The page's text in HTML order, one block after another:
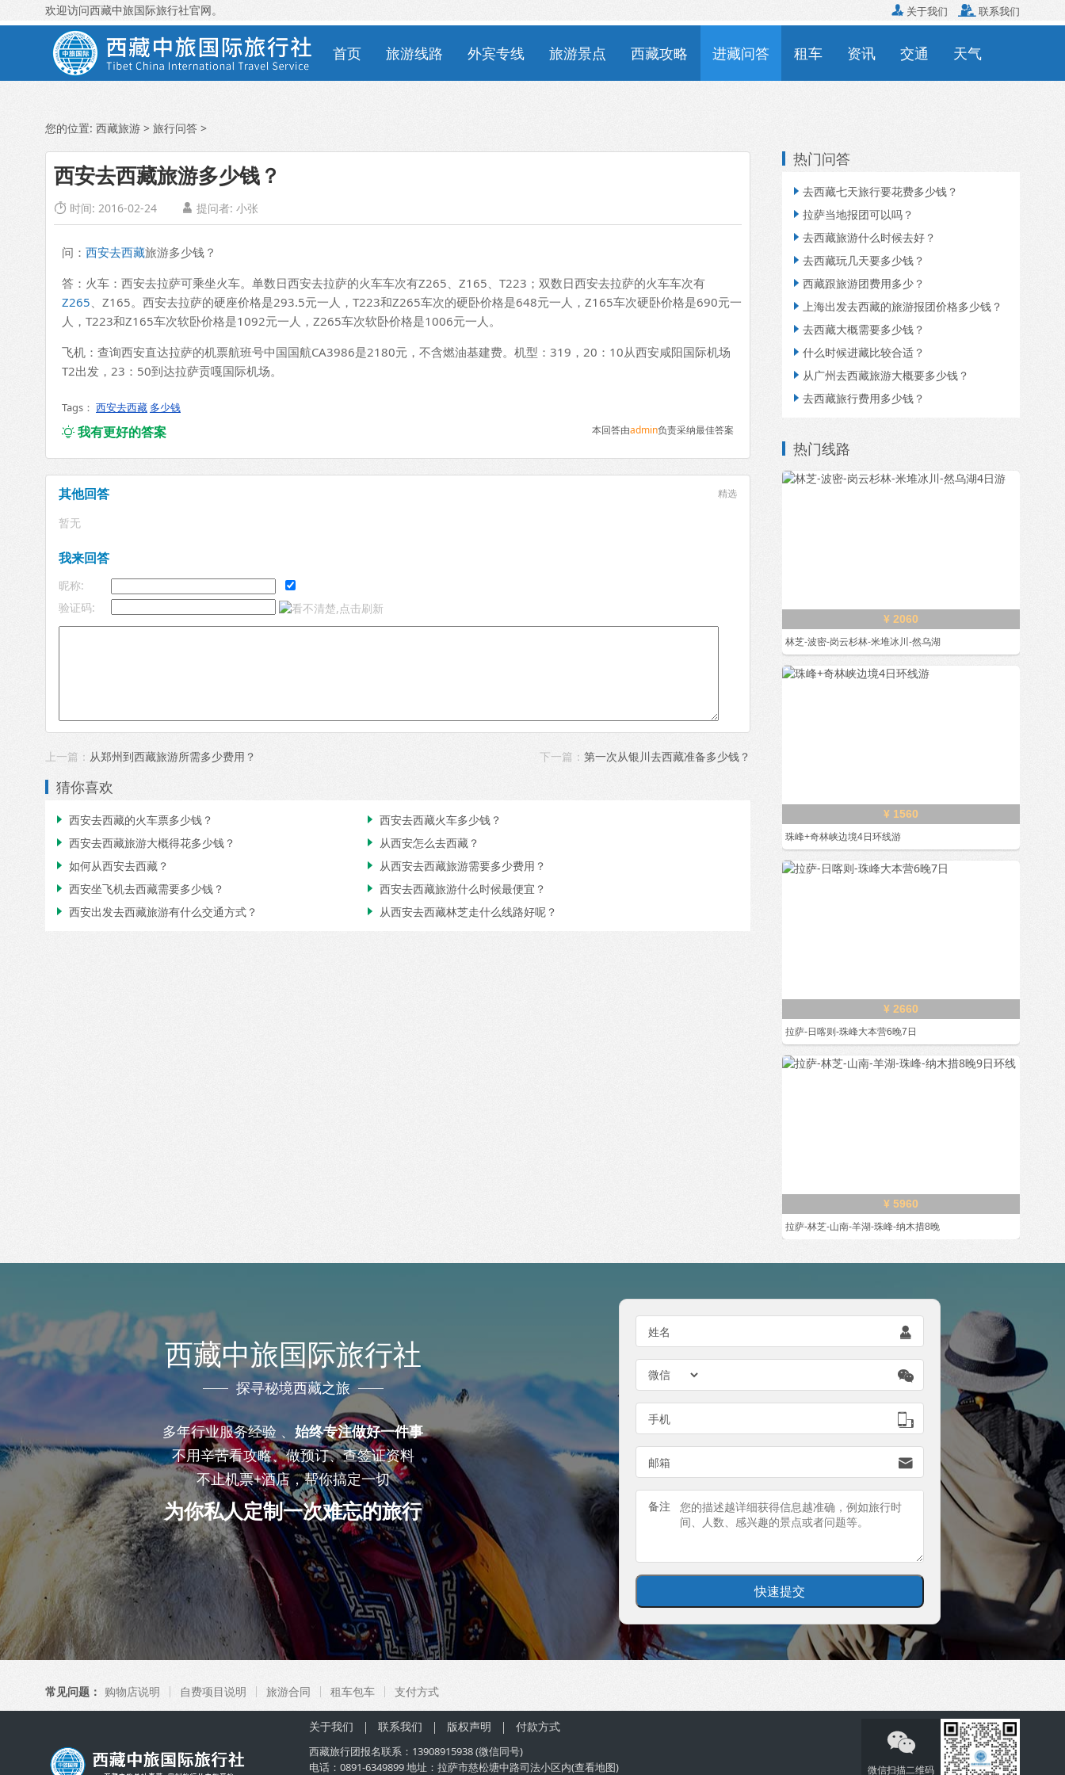
欢迎访问西藏中旅国际旅行社官网。  关于我们  联系我们
首页 旅游线路 外宾专线 旅游景点 西藏攻略 进藏问答 租车 资讯 交通 天气
您的位置: 西藏旅游 > 旅行问答 >
西安去西藏旅游多少钱？
 时间: 2016-02-24  提问者: 小张
问： 西安去西藏旅游多少钱？
答：火车：西安去拉萨可乘坐火车。单数日西安去拉萨的火车车次有Z265、Z165、T223；双数日西安去拉萨的火车车次有
Z265、Z165。西安去拉萨的硬座价格是293.5元一人，T223和Z265车次的硬卧价格是648元一人，Z165车次硬卧价格是690元一
人，T223和Z165车次软卧价格是1092元一人，Z265车次软卧价格是1006元一人。
飞机：查询西安直达拉萨的机票航班号中国国航CA3986是2180元，不含燃油基建费。机型：319，20：10从西安咸阳国际机场
T2出发，23：50到达拉萨贡嘎国际机场。
Tags： 西安去西藏 多少钱
我有更好的答案 本回答由admin负责采纳最佳答案
其他回答 精选
暂无
我来回答
昵称:
验证码:
上一篇： 从郑州到西藏旅游所需多少费用？ 下一篇： 第一次从银川去西藏准备多少钱？
猜你喜欢
 西安去西藏的火车票多少钱？  西安去西藏火车多少钱？
 西安去西藏旅游大概得花多少钱？  从西安怎么去西藏？
 如何从西安去西藏？  从西安去西藏旅游需要多少费用？
 西安坐飞机去西藏需要多少钱？  西安去西藏旅游什么时候最便宜？
 西安出发去西藏旅游有什么交通方式？  从西安去西藏林芝走什么线路好呢？
热门问答
 去西藏七天旅行要花费多少钱？
 拉萨当地报团可以吗？
 去西藏旅游什么时候去好？
 去西藏玩几天要多少钱？
 西藏跟旅游团费用多少？
 上海出发去西藏的旅游报团价格多少钱？
 去西藏大概需要多少钱？
 什么时候进藏比较合适？
 从广州去西藏旅游大概要多少钱？
 去西藏旅行费用多少钱？
热门线路
¥ 2060
林芝-波密-岗云杉林-米堆冰川-然乌湖
¥ 1560
珠峰+奇林峡边境4日环线游
¥ 2660
拉萨-日喀则-珠峰大本营6晚7日
¥ 5960
拉萨-林芝-山南-羊湖-珠峰-纳木措8晚
西藏中旅国际旅行社
探寻秘境西藏之旅
多年行业服务经验 、 始终专注做好一件事
不用辛苦看攻略、做预订、查签证资料
不止机票+酒店，帮你搞定一切
为你私人定制一次难忘的旅行
姓名 

手机 
邮箱 
备注
常见问题： 购物店说明 自费项目说明 旅游合同 租车包车 支付方式
关于我们 联系我们 版权声明 付款方式
西藏旅行团报名联系： 13908915938(微信同号)
电话：0891-6349899 地址：拉萨市慈松塘中路司法小区内(查看地图)

微信扫描二维码